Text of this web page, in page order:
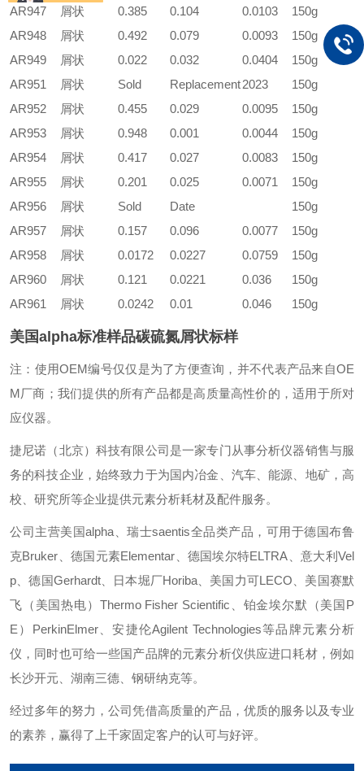
AR947 屑状 0.385 0.104 0.0103
150g
AR948
屑状 0.492 0.079 0.0093
150g
AR949
屑状 0.022 0.032 0.0404
150g
AR951
屑状 Sold Replacement2023
150g
AR952
屑状 0.455 0.029 0.0095
150g
AR953
屑状 0.948 0.001 0.0044
150g
AR954
屑状 0.417 0.027 0.0083
150g
AR955
屑状 0.201 0.025 0.0071
150g
AR956
屑状 Sold Date
150g
AR957
屑状 0.157 0.096 0.0077
150g
AR958
屑状 0.0172 0.0227 0.0759
150g
AR960
屑状 0.121 0.0221 0.036
150g
AR961
屑状 0.0242 0.01 0.046 150g
美国alpha标准样品碳硫氮屑状标样
注：使用OEM编号仅仅是为了方便查询，并不代表产品来自OE
M厂商；我们提供的所有产品都是高质量高性价的，适用于所对
应仪器。
捷尼诺（北京）科技有限公司是一家专门从事分析仪器销售与服
务的科技企业，始终致力于为国内冶金、汽车、能源、地矿，高
校、研究所等企业提供元素分析耗材及配件服务。
公司主营美国alpha、瑞士saentis全品类产品，可用于德国布鲁
克Bruker、德国元素Elementar、德国埃尔特ELTRA、意大利Vel
p、德国Gerhardt、日本堀厂Horiba、美国力可LECO、美国赛默
飞（美国热电）Thermo Fisher Scientific、铂金埃尔默（美国P
E）PerkinElmer、安捷伦Agilent Technologies等品牌元素分析
仪，同时也可给一些国产品牌的元素分析仪供应进口耗材，例如
长沙开元、湖南三德、钢研纳克等。
经过多年的努力，公司凭借高质量的产品，优质的服务以及专业
的素养，赢得了上千家固定客户的认可与好评。